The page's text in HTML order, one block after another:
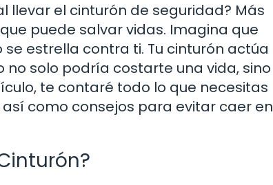
llevar el cinturón de seguridad? Más
puede salvar vidas. Imagina que
estrella contra ti. Tu cinturón actúa
solo podría costarte una vida, sino
te contaré todo lo que necesitas
como consejos para evitar caer en